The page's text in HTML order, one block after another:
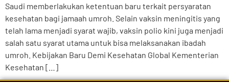
Saudi memberlakukan ketentuan baru terkait persyaratan
kesehatan bagi jamaah umroh. Selain vaksin meningitis yang
telah lama menjadi syarat wajib, vaksin polio kini juga menjadi
salah satu syarat utama untuk bisa melaksanakan ibadah
umroh. Kebijakan Baru Demi Kesehatan Global Kementerian
Kesehatan […]